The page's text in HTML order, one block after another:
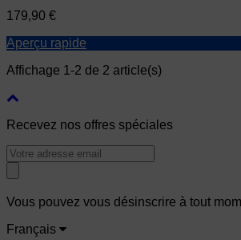
Prix
179,90 €
Aperçu rapide
Affichage 1-2 de 2 article(s)
Recevez nos offres spéciales
Vous pouvez vous désinscrire à tout
Français